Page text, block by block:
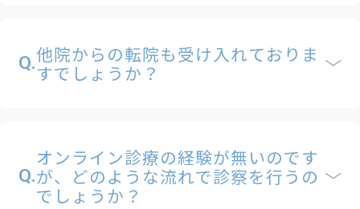
Q.他院からの転院も受け入れておりま
すでしょうか？
Q.
オンライン診療の経験が無いのです
が、どのような流れで診察を行うの
でしょうか？